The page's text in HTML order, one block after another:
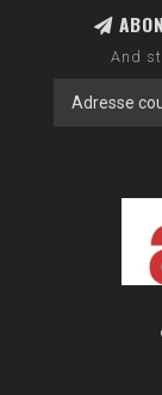
And